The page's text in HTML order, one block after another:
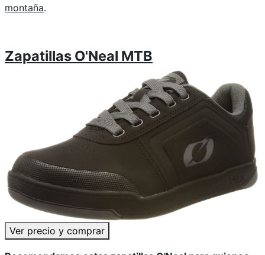
montaña.
Zapatillas O'Neal MTB
Ver precio y comprar